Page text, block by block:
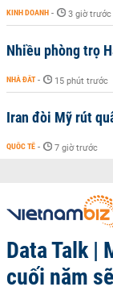
KINH DOANH - 3 giờ trước
Nhiều phòng trọ
NHÀ ĐẤT - 15 phút trước
Iran đòi Mỹ rút
QUỐC TẾ - 7 giờ trước
Data Talk |
cuối năm